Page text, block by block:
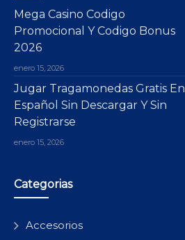
Mega Casino Codigo
Promocional Y Codigo Bonus
2026
enero 15, 2026
Jugar Tragamonedas Gratis En
Español Sin Descargar Y Sin
Registrarse
enero 15, 2026
Categorias
Accesorios